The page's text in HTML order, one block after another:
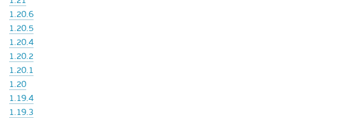
1.20.6
1.20.5
1.20.4
1.20.2
1.20.1
1.20
1.19.4
1.19.3